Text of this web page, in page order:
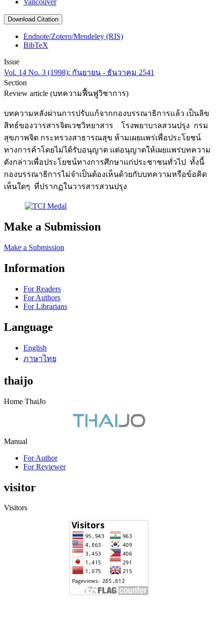
Vancouver
Download Citation
Endnote/Zotero/Mendeley (RIS)
BibTeX
Issue
Vol. 14 No. 3 (1998): กันยายน - ธันวาคม 2541
Section
Review article (บทความฟื้นฟูวิชาการ)
บทความหลังผ่านการปรับแก้จากกองบรรณาธิการแล้ว เป็นลิข
สิทธ์ของวารสารจิตเวชวิทยาสาร โรงพยาบาลสวนปรุง กรม
สุขภาพจิต กระทรวงสาธารณสุข ห้ามเผยแพร่เพื่อประโยชน์
ทางการค้าโดยไม่ได้รับอนุญาต แต่อนุญาตให้เผยแพร่บทความ
ดังกล่าวเพื่อประโยชน์ทางการศึกษาแก่ประชาชนทั่วไป ทั้งนี้
กองบรรณาธิการไม่จำเป็นต้องเห็นด้วยกับบทความหรือข้อคิด
เห็นใดๆ ที่ปรากฏในวารสารสวนปรุง
Make a Submission
Make a Submission
Information
For Readers
For Authors
For Librarians
Language
English
ภาษาไทย
thaijo
Home ThaiJo
Manual
For Author
For Reviewer
visitor
Visitors